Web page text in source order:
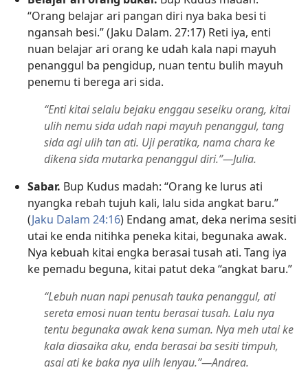
“Orang belajar ari pangan diri nya baka besi ti
ngansah besi.” (Jaku Dalam. 27:17) Reti iya, enti
nuan belajar ari orang ke udah kala napi mayuh
penanggul ba pengidup, nuan tentu bulih mayuh
penemu ti berega ari sida.
“Enti kitai selalu bejaku enggau seseiku orang, kitai
ulih nemu sida udah napi mayuh penanggul, tang
sida agi ulih tan ati. Uji peratika, nama chara ke
dikena sida mutarka penanggul diri.”—Julia.
Sabar. Bup Kudus madah: “Orang ke lurus ati
nyangka rebah tujuh kali, lalu sida angkat baru.”
(Jaku Dalam 24:16) Endang amat, deka nerima sesiti
utai ke enda nitihka peneka kitai, begunaka awak.
Nya kebuah kitai engka berasai tusah ati. Tang iya
ke pemadu beguna, kitai patut deka “angkat baru.”
“Lebuh nuan napi penusah tauka penanggul, ati
sereta emosi nuan tentu berasai tusah. Lalu nya
tentu begunaka awak kena suman. Nya meh utai ke
kala diasaika aku, enda berasai ba sesiti timpuh,
asai ati ke baka nya ulih lenyau.”—Andrea.